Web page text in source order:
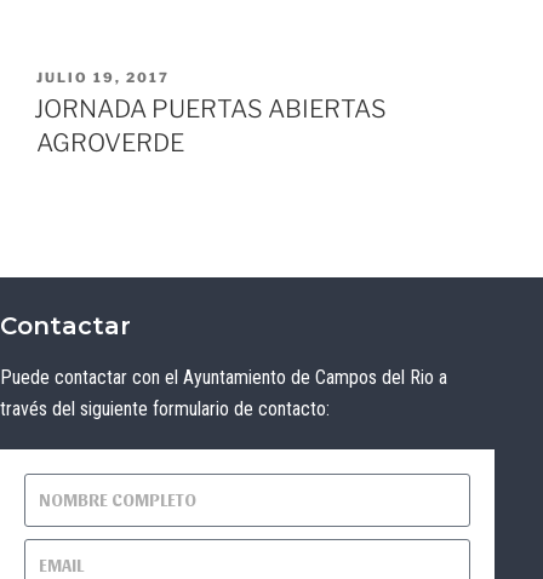
JULIO 19, 2017
JORNADA PUERTAS ABIERTAS
AGROVERDE
Contactar
Puede contactar con el Ayuntamiento de Campos del Rio a
través del siguiente formulario de contacto: